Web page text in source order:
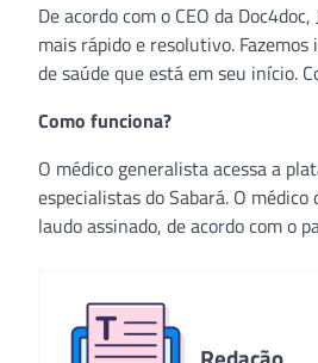
De acordo com o CEO da
mais rápido e resolutivo.
de saúde que está em seu início.
Como funciona?
O médico generalista acessa a
especialistas do Sabará. O
laudo assinado, de acordo com o